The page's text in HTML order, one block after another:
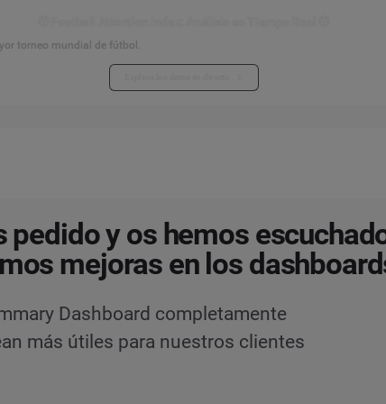
torneo mundial de fútbol.
pedido y os hemos
mejoras en los
Dashboard completamente
más útiles para nuestros clientes